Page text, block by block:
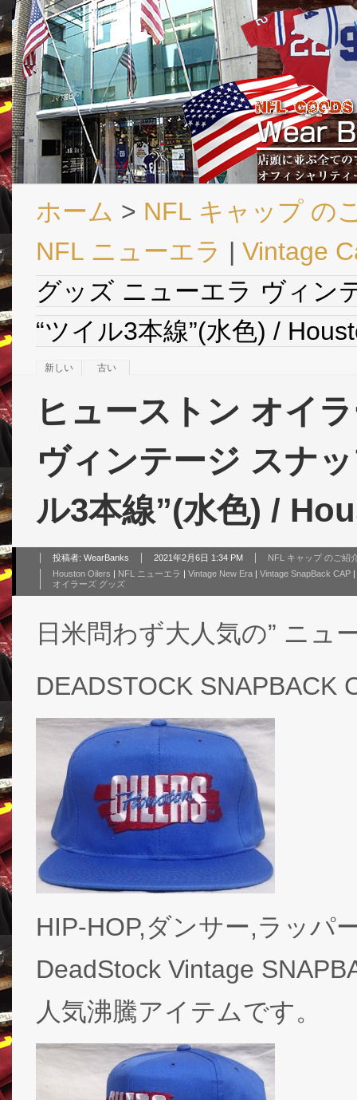
ホーム > NFL キャップ の
NFL ニューエラ | Vintage
グッズ ニューエラ ヴィン
“ツイル3本線”(水色) /
新しい 古い
ヒューストン オイ
ヴィンテージ スナ
ル3本線”(水色) /
投稿者: WearBanks 2021年2月6日 1:34 PM
NFL キャップ のご紹
Houston Oilers | NFL ニューエラ | Vintage New Era | Vintage SnapBack CAP |
オイラーズ グッズ
日米問わず大人気の” ニュ
DEADSTOCK SNAPBACK
HIP-HOP,ダンサー,ラッパ
DeadStock Vintage
人気沸騰アイテムです。